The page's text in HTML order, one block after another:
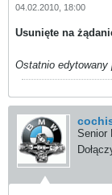
04.02.2010, 18:00
Usunięte na
Ostatnio edytowany
Senior